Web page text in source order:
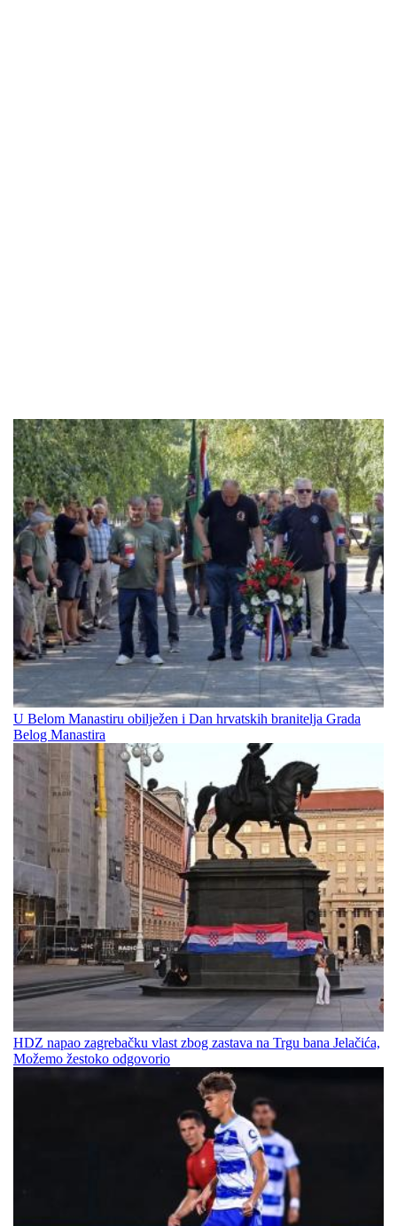
U Belom Manastiru obilježen i Dan hrvatskih branitelja Grada
Belog Manastira
HDZ napao zagrebačku vlast zbog zastava na Trgu bana Jelačića,
Možemo žestoko odgovorio